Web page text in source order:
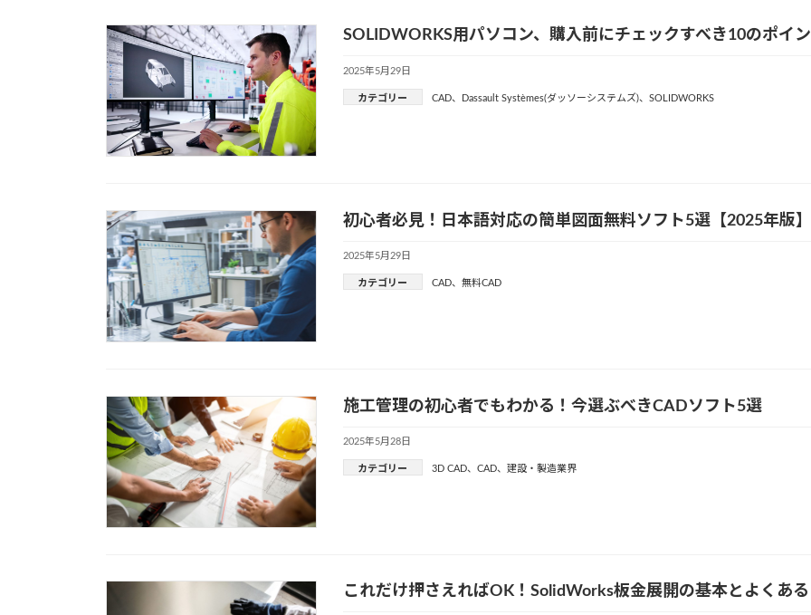
SOLIDWORKS用パソコン、購入前にチェックすべき10のポイ
2025年5月29日
カテゴリー CAD、 Dassault Systèmes(ダッソーシステムズ)、 SOLIDWORKS
初心者必見！日本語対応の簡単図面無料ソフト5選【2025年版】
2025年5月29日
カテゴリー CAD、 無料CAD
施工管理の初心者でもわかる！今選ぶべきCADソフト5選
2025年5月28日
カテゴリー 3D CAD、 CAD、 建設・製造業界
これだけ押さえればOK！SolidWorks板金展開の基本とよくあ